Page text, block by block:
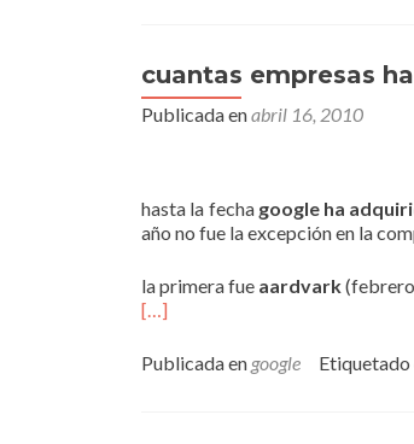
cuantas empresas
Publicada enabril 16, 2010
hasta la fecha google ha
año no fue la excepción en la
la primera fue aardvark(febrero
[…]
Publicada en google Etiquetado